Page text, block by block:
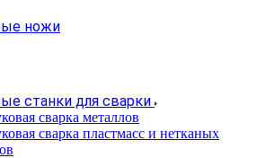
ножи
станки для сварки
сварка металлов
сварка пластмасс и нетканых